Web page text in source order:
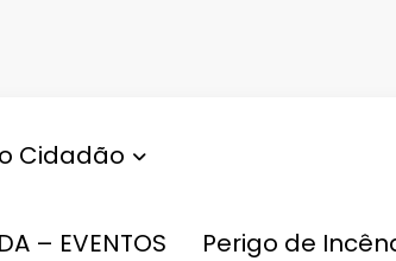
Cidadão
– EVENTOS Perigo de